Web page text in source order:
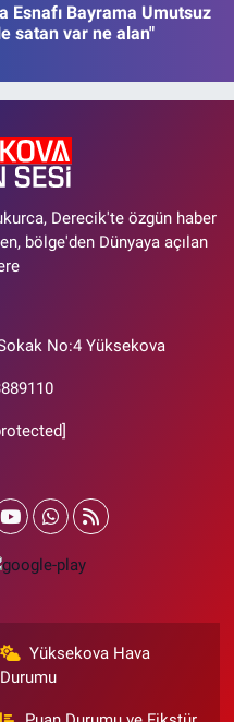
Esnafı Bayrama Umutsuz
satan var ne alan"
Derecik'te özgün haber
bölge'den Dünyaya açılan
No:4 Yüksekova
Yüksekova Hava
Durumu